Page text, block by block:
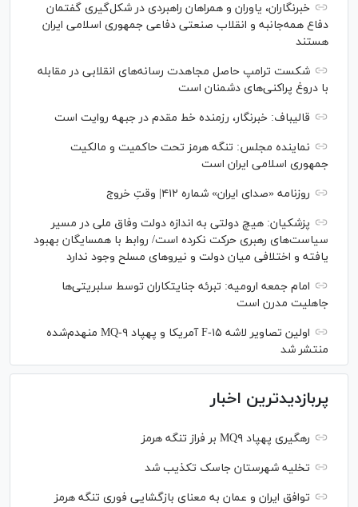
خبرنگاران، یاوران و همراهان راهبردی در شکل‌گیری گفتمان
دفاع همه‌جانبه و انقلاب صنعتی دفاعی جمهوری اسلامی ایران
هستند
شکست ترامپ حاصل مجاهدت رسانه‌های انقلابی در مقابله
با دروغ پراکنی‌های دشمنان است
قالیباف: خبرنگار، رزمنده خط مقدم در جبهه روایت است
نماینده مجلس: تنگه هرمز تحت حاکمیت و مالکیت
جمهوری اسلامی ایران است
روزنامه «صدای ایران» شماره ۴۱۲| وقتِ خروج
پزشکیان: هیچ دولتی به اندازه دولت وفاق ملی در مسیر
سیاست‌های رهبری حرکت نکرده است/ روابط با همسایگان بهبود
یافته و اختلافی میان دولت و نیروهای مسلح وجود ندارد
امام جمعه ارومیه: تبرئه جنایتکاران توسط سلبریتی‌ها
جاهلیت مدرن است
اولین تصاویر لاشه F-۱۵ آمریکا و پهپاد MQ-۹ منهدم‌شده
منتشر شد
پربازدیدترین اخبار
رهگیری پهپاد MQ۹ بر فراز تنگه هرمز
تخلیه شهرستان جاسک تکذیب شد
توافق ایران و عمان به معنای بازگشایی فوری تنگه هرمز